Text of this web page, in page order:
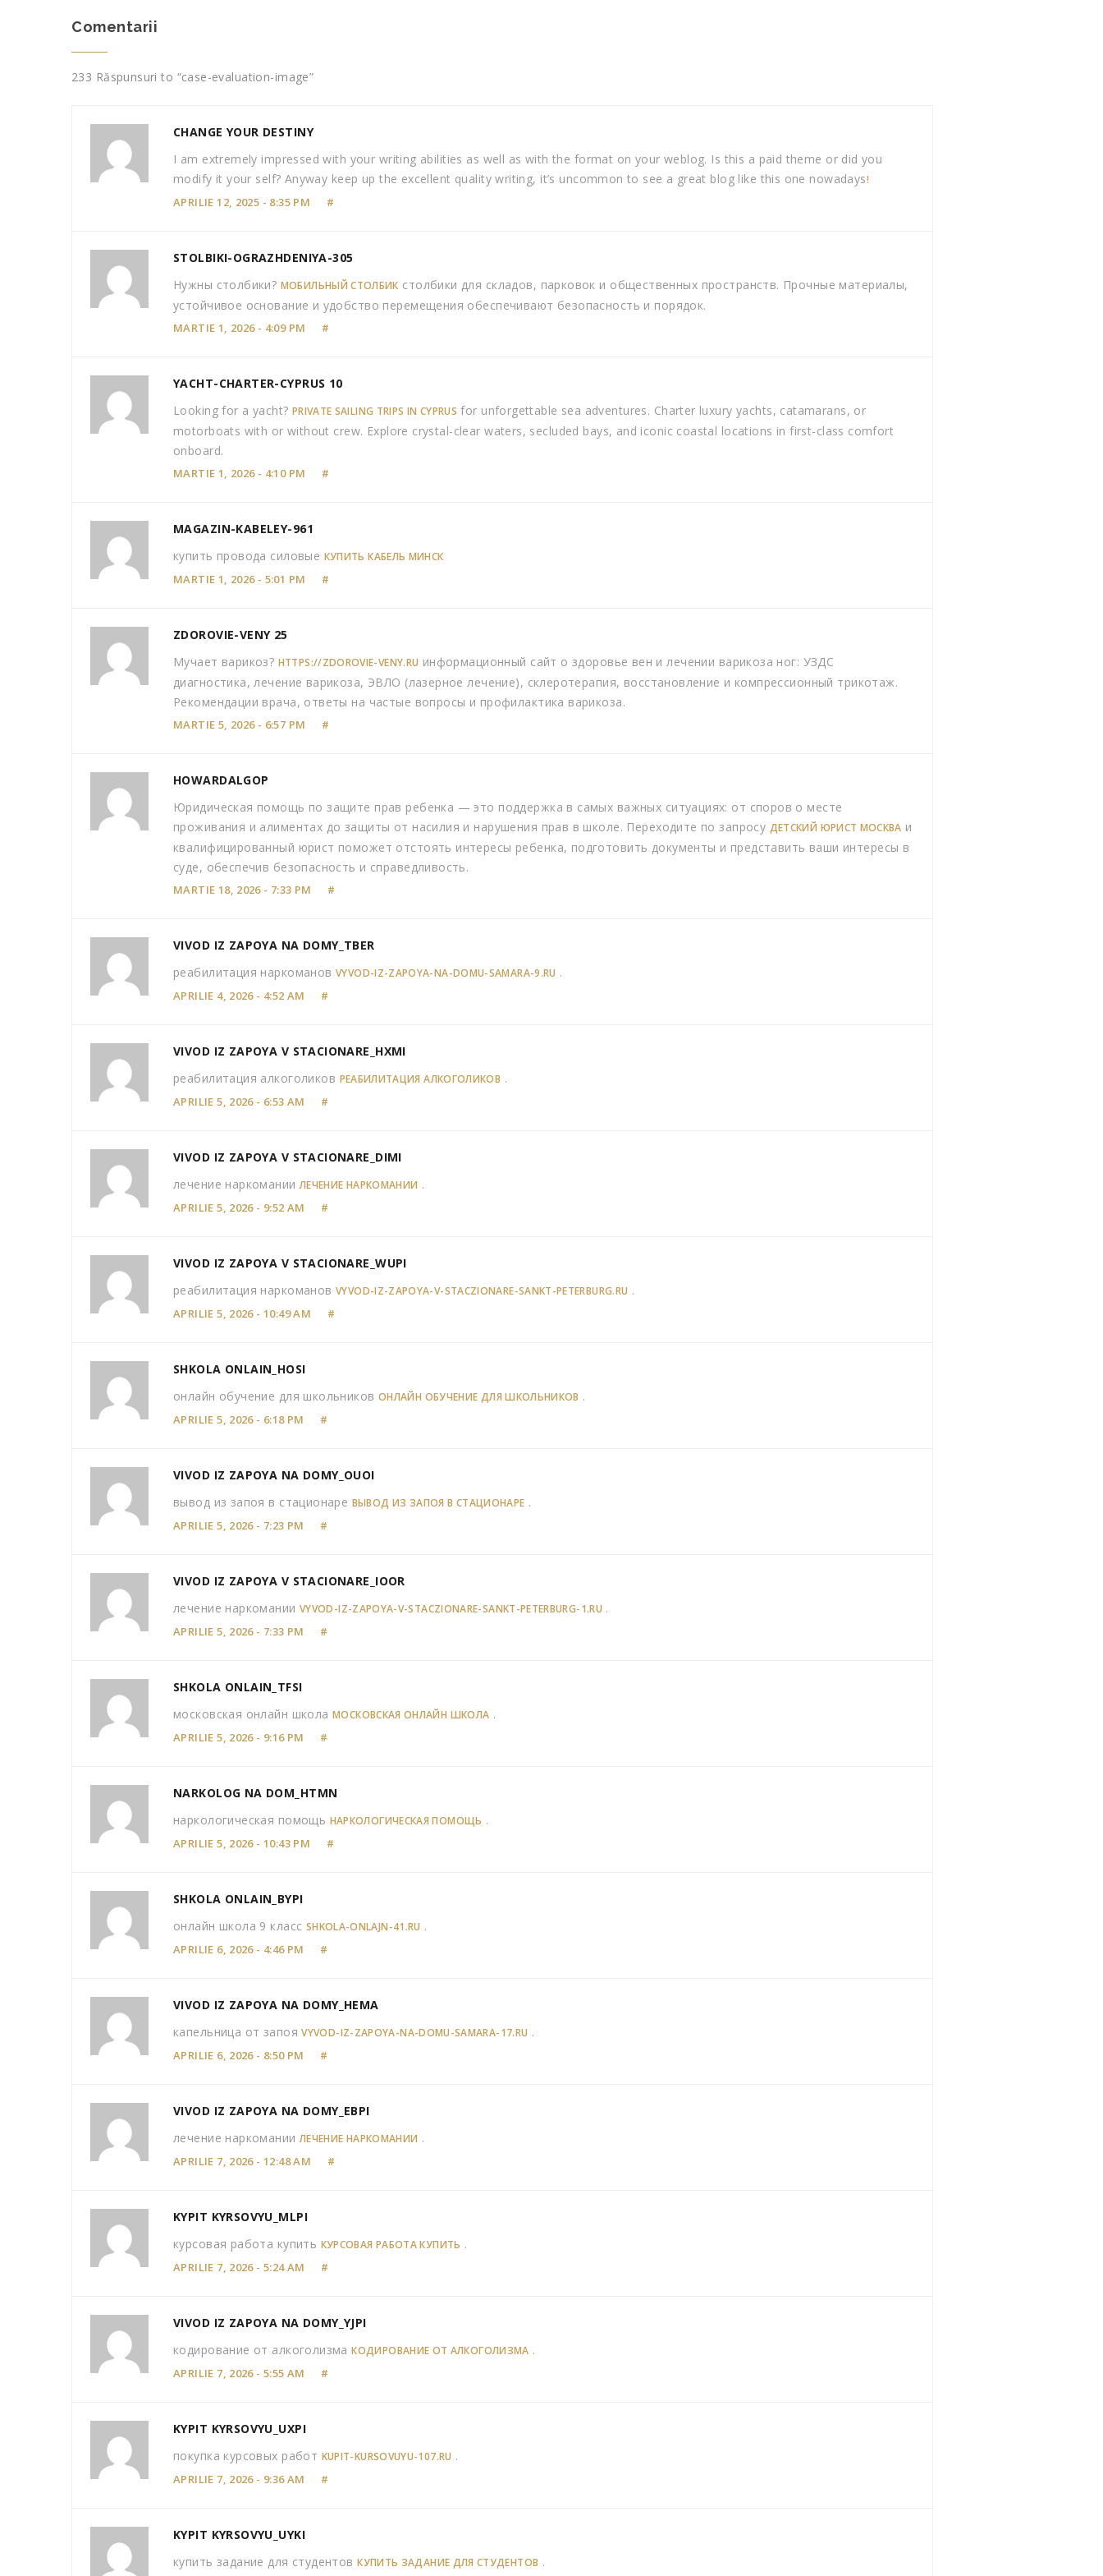
Comentarii
233 Răspunsuri to “case-evaluation-image”
CHANGE YOUR DESTINY
I am extremely impressed with your writing abilities as well as with the format on your weblog. Is this a paid theme or did you
modify it your self? Anyway keep up the excellent quality writing, it’s uncommon to see a great blog like this one nowadays!
APRILIE 12, 2025 - 8:35 PM #
STOLBIKI-OGRAZHDENIYA-305
Нужны столбики? МОБИЛЬНЫЙ СТОЛБИК столбики для складов, парковок и общественных пространств. Прочные материалы,
устойчивое основание и удобство перемещения обеспечивают безопасность и порядок.
MARTIE 1, 2026 - 4:09 PM #
YACHT-CHARTER-CYPRUS 10
Looking for a yacht? PRIVATE SAILING TRIPS IN CYPRUS for unforgettable sea adventures. Charter luxury yachts, catamarans, or
motorboats with or without crew. Explore crystal-clear waters, secluded bays, and iconic coastal locations in first-class comfort
onboard.
MARTIE 1, 2026 - 4:10 PM #
MAGAZIN-KABELEY-961
купить провода силовые КУПИТЬ КАБЕЛЬ МИНСК
MARTIE 1, 2026 - 5:01 PM #
ZDOROVIE-VENY 25
Мучает варикоз? HTTPS://ZDOROVIE-VENY.RU информационный сайт о здоровье вен и лечении варикоза ног: УЗДС
диагностика, лечение варикоза, ЭВЛО (лазерное лечение), склеротерапия, восстановление и компрессионный трикотаж.
Рекомендации врача, ответы на частые вопросы и профилактика варикоза.
MARTIE 5, 2026 - 6:57 PM #
HOWARDALGOP
Юридическая помощь по защите прав ребенка — это поддержка в самых важных ситуациях: от споров о месте
проживания и алиментах до защиты от насилия и нарушения прав в школе. Переходите по запросу ДЕТСКИЙ ЮРИСТ МОСКВА и
квалифицированный юрист поможет отстоять интересы ребенка, подготовить документы и представить ваши интересы в
суде, обеспечив безопасность и справедливость.
MARTIE 18, 2026 - 7:33 PM #
VIVOD IZ ZAPOYA NA DOMY_TBER
реабилитация наркомановVYVOD-IZ-ZAPOYA-NA-DOMU-SAMARA-9.RU .
APRILIE 4, 2026 - 4:52 AM #
VIVOD IZ ZAPOYA V STACIONARE_HXMI
реабилитация алкоголиков РЕАБИЛИТАЦИЯ АЛКОГОЛИКОВ .
APRILIE 5, 2026 - 6:53 AM #
VIVOD IZ ZAPOYA V STACIONARE_DIMI
лечение наркоманииЛЕЧЕНИЕ НАРКОМАНИИ .
APRILIE 5, 2026 - 9:52 AM #
VIVOD IZ ZAPOYA V STACIONARE_WUPI
реабилитация наркомановVYVOD-IZ-ZAPOYA-V-STACZIONARE-SANKT-PETERBURG.RU .
APRILIE 5, 2026 - 10:49 AM #
SHKOLA ONLAIN_HOSI
онлайн обучение для школьниковОНЛАЙН ОБУЧЕНИЕ ДЛЯ ШКОЛЬНИКОВ .
APRILIE 5, 2026 - 6:18 PM #
VIVOD IZ ZAPOYA NA DOMY_OUOI
вывод из запоя в стационаре ВЫВОД ИЗ ЗАПОЯ В СТАЦИОНАРЕ .
APRILIE 5, 2026 - 7:23 PM #
VIVOD IZ ZAPOYA V STACIONARE_IOOR
лечение наркомании VYVOD-IZ-ZAPOYA-V-STACZIONARE-SANKT-PETERBURG-1.RU .
APRILIE 5, 2026 - 7:33 PM #
SHKOLA ONLAIN_TFSI
московская онлайн школаМОСКОВСКАЯ ОНЛАЙН ШКОЛА .
APRILIE 5, 2026 - 9:16 PM #
NARKOLOG NA DOM_HTMN
наркологическая помощь НАРКОЛОГИЧЕСКАЯ ПОМОЩЬ .
APRILIE 5, 2026 - 10:43 PM #
SHKOLA ONLAIN_BYPI
онлайн школа 9 класс SHKOLA-ONLAJN-41.RU .
APRILIE 6, 2026 - 4:46 PM #
VIVOD IZ ZAPOYA NA DOMY_HEMA
капельница от запояVYVOD-IZ-ZAPOYA-NA-DOMU-SAMARA-17.RU .
APRILIE 6, 2026 - 8:50 PM #
VIVOD IZ ZAPOYA NA DOMY_EBPI
лечение наркоманииЛЕЧЕНИЕ НАРКОМАНИИ .
APRILIE 7, 2026 - 12:48 AM #
KYPIT KYRSOVYU_MLPI
курсовая работа купить КУРСОВАЯ РАБОТА КУПИТЬ .
APRILIE 7, 2026 - 5:24 AM #
VIVOD IZ ZAPOYA NA DOMY_YJPI
кодирование от алкоголизмаКОДИРОВАНИЕ ОТ АЛКОГОЛИЗМА .
APRILIE 7, 2026 - 5:55 AM #
KYPIT KYRSOVYU_UXPI
покупка курсовых работ KUPIT-KURSOVUYU-107.RU .
APRILIE 7, 2026 - 9:36 AM #
KYPIT KYRSOVYU_UYKI
купить задание для студентовКУПИТЬ ЗАДАНИЕ ДЛЯ СТУДЕНТОВ .